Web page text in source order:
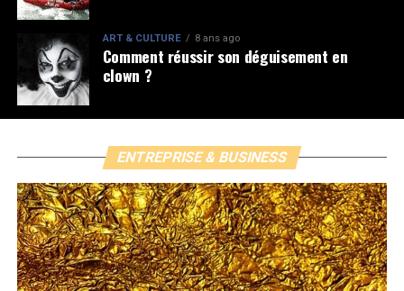
ART & CULTURE 8 ans ago
Comment réussir son déguisement en
clown ?
ENTREPRISE & BUSINESS